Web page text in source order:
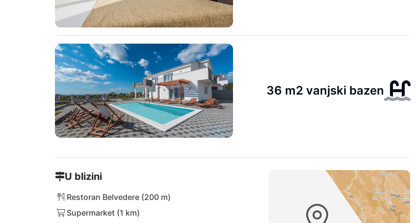
36 m2 vanjski bazen
U blizini
Restoran Belvedere (200 m)
Supermarket (1 km)